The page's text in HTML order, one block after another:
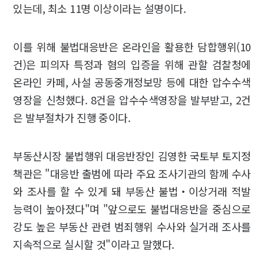
있는데, 최소 11명 이상이라는 설명이다.
이를 위해 불법대응반은 온라인을 활용한 담합행위(10
건)은 피의자 특정과 혐의 입증을 위해 관할 검찰청에
온라인 카페, 사설 공동중개정보망 등에 대한 압수수색
영장을 신청했다. 8건을 압수수색영장을 발부받고, 2건
은 발부절차가 진행 중이다.
부동산시장 불법행위 대응반장인 김영한 국토부 토지정
책관은 "대응반 출범에 따라 주요 조사기관의 함께 수사
와 조사를 할 수 있게 돼 부동산 불법‧이상거래 적발
능력이 높아졌다"며 "앞으로도 불법대응반을 중심으로
강도 높은 부동산 관련 범죄행위 수사와 실거래 조사를
지속적으로 실시할 것"이라고 말했다.